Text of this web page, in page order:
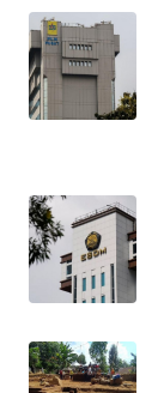
WN
SERAMBI
WN
SULTRA
WN
WN